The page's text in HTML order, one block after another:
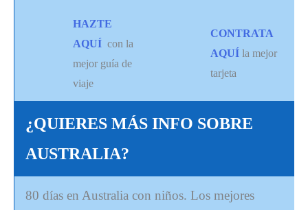
HAZTE
AQUÍ con la
mejor guía de
viaje
CONTRATA
AQUÍ la mejor
tarjeta
¿QUIERES MÁS INFO SOBRE
AUSTRALIA?
80 días en Australia con niños. Los mejores